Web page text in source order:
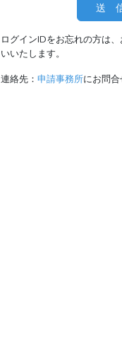
ログインIDをお忘れの方は
いいたします。
連絡先： 申請事務所にお問